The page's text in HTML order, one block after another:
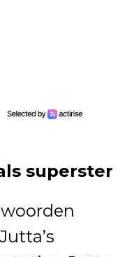
superster